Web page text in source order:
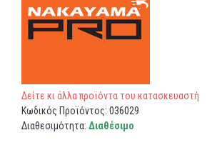
Δείτε κι άλλα προϊόντα του κατασκευαστή
Κωδικός Προϊόντος: 036029
Διαθεσιμότητα: Διαθέσιμο